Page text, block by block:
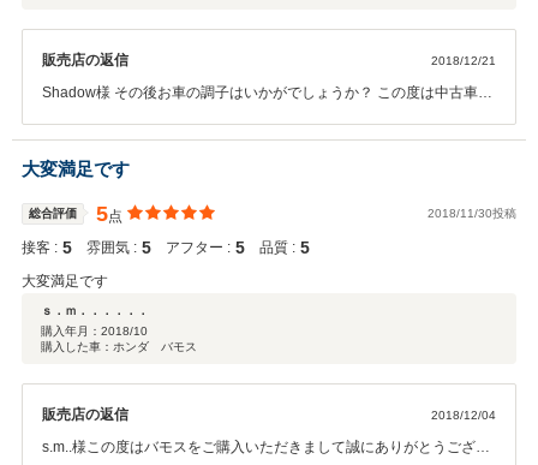
販売店の返信 2018/12/21
Shadow様 その後お車の調子はいかがでしょうか？ この度は中古車オ
ような高い評価のクチコミを頂き、大変うれしく思います。 お客様に
喜んで頂けることが、何よりも私共の励みになります。車内外のクリ
ーニングやお車の細部に渡るご説明、またこだわりのお車をご用意さ
せていただけるよう努めてまいります。 メンテナンスのサポートも含
め今後ともどうぞ宜しくお願い致します。
大変満足です
総合評価 5点 2018/11/30投稿
接客 : 5 雰囲気 : 5 アフター : 5 品質 : 5
大変満足です
ｓ．ｍ．．．．．．
購入年月： 2018/10
購入した車：ホンダ バモス
販売店の返信 2018/12/04
s.m..様この度はバモスをご購入いただきまして誠にありがとうござい